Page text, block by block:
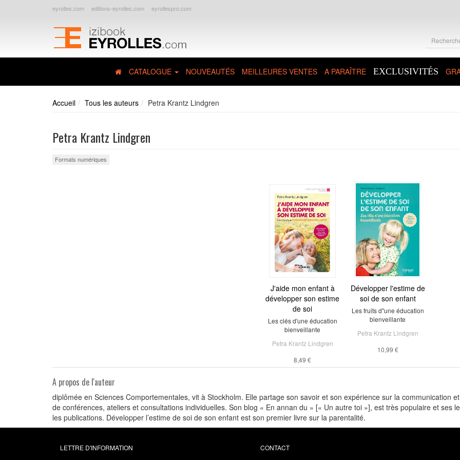
eyrolles.com editions-eyrolles.com eyrollespro.com
CATALOGUE NOUVEAUTÉS MEILLEURES VENTES A PARAÎTRE EXCLUSIVITÉS
Accueil Tous les auteurs Petra Krantz Lindgren
Petra Krantz Lindgren
Formats numériques
J'aide mon enfant à
développer son estime
de soi
Les clés d'une éducation
bienveillante
Petra Krantz Lindgren
8,49 €
Développer l'estime de
soi de son enfant
Les fruits d''une éducation
bienveillante
Petra Krantz Lindgren
10,99 €
A propos de l'auteur
diplômée en Sciences Comportementales, vit à Stockholm. Elle partage son savoir et son expérience sur la communication
de conférences, ateliers et consultations individuelles. Son blog « En annan du » [« Un autre toi »], est très populaire et ses
les publications. Développer l’estime de soi de son enfant est son premier livre sur la parentalité.
LETTRE D'INFORMATION CONTACT